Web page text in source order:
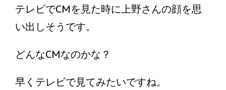
テレビでCMを見た時に上野さんの顔を思
い出しそうです。
どんなCMなのかな？
早くテレビで見てみたいですね。